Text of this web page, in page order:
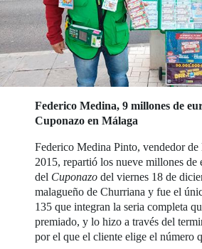
Federico Medina, 9 millones de
Cuponazo en Málaga
Federico Medina Pinto, vendedor
2015, repartió los nueve millones de
del Cuponazo del viernes 18 de
malagueño de Churriana y fue el
135 que integran la seria completa
premiado, y lo hizo a través del
por el que el cliente elige el número